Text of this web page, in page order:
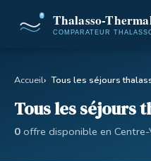
Accueil Tous les séjours
Tous les séjours
0 offre disponible en